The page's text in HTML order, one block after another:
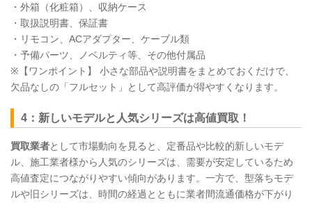
・外箱（化粧箱）、収納ケース
・取扱説明書、保証書
・リモコン、ACアダプター、ケーブル類
・予備パーツ、ノベルティ等、その他付属品
※【ワンポイント】 小さな部品や説明書をまとめておくだけで、
欠品なしの「フルセット」として高評価が得やすくなります。
4：新しいモデルと人気シリーズは高値買取！
買取業者として市場動向を見ると、定番品や比較的新しいモデ
ル、施工業者様から人気のシリーズは、需要が安定しているため
高値査定につながりやすい傾向があります。一方で、型落ちモデ
ルや旧シリーズは、時間の経過とともに業者間流通価格が下がり